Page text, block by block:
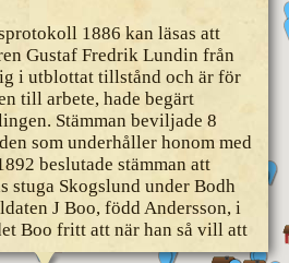
1886 kan läsas att
Gustaf Fredrik Lundin från
i utblottat tillstånd och är för
till arbete, hade begärt
Stämman beviljade 8
som underhåller honom med
beslutade stämman att
stuga Skogslund under Bodh
J Boo, född Andersson, i
Boo fritt att när han så vill att
och uppsätta stugan.